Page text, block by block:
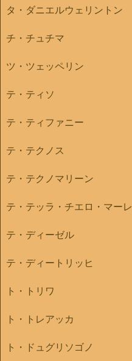
タ・ダニエルウェリントン
チ・チュチマ
ツ・ツェッペリン
テ・ティソ
テ・ティファニー
テ・テクノス
テ・テクノマリーン
テ・テッラ・チエロ・マーレ
テ・ディーゼル
テ・ディートリッヒ
ト・トリワ
ト・トレアッカ
ト・ドュグリソゴノ